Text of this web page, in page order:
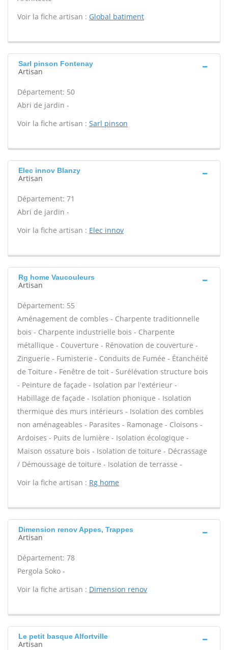
Voir la fiche artisan : Global batiment
Sarl pinson Fontenay
Artisan
Département: 50
Abri de jardin -
Voir la fiche artisan : Sarl pinson
Elec innov Blanzy
Artisan
Département: 71
Abri de jardin -
Voir la fiche artisan : Elec innov
Rg home Vaucouleurs
Artisan
Département: 55
Aménagement de combles - Charpente traditionnelle
bois - Charpente industrielle bois - Charpente
métallique - Couverture - Rénovation de couverture -
Zinguerie - Fumisterie - Conduits de Fumée - Étanchéité
de Toiture - Fenêtre de toit - Surélévation structure bois
- Peinture de façade - Isolation par l'extérieur -
Habillage de façade - Isolation phonique - Isolation
thermique des murs intérieurs - Isolation des combles
non aménageables - Parasites - Ramonage - Cloisons -
Ardoises - Puits de lumière - Isolation écologique -
Maison ossature bois - Isolation de toiture - Décrassage
/ Démoussage de toiture - Isolation de terrasse -
Voir la fiche artisan : Rg home
Dimension renov Appes, Trappes
Artisan
Département: 78
Pergola Soko -
Voir la fiche artisan : Dimension renov
Le petit basque Alfortville
Artisan